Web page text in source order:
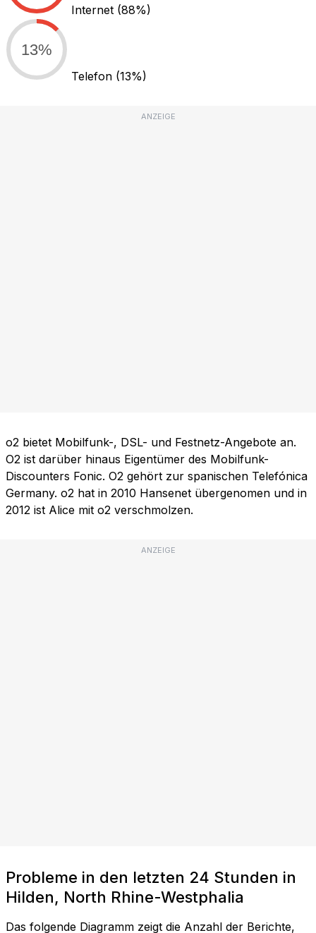
Internet (88%)
13%
Telefon (13%)
ANZEIGE
o2 bietet Mobilfunk-, DSL- und Festnetz-Angebote an.
O2 ist darüber hinaus Eigentümer des Mobilfunk-
Discounters Fonic. O2 gehört zur spanischen Telefónica
Germany. o2 hat in 2010 Hansenet übergenomen und in
2012 ist Alice mit o2 verschmolzen.
ANZEIGE
Probleme in den letzten 24 Stunden in
Hilden, North Rhine-Westphalia
Das folgende Diagramm zeigt die Anzahl der Berichte,